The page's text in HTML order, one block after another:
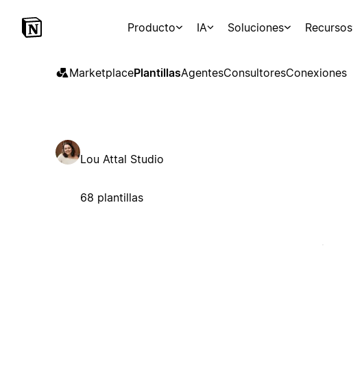
Producto IA Soluciones Recursos
MarketplacePlantillasAgentesConsultoresConexiones
Lou Attal Studio
68 plantillas